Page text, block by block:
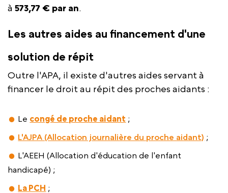
à 573,77 € par an.
Les autres aides au financement d'une
solution de répit
Outre l'APA, il existe d'autres aides servant à
financer le droit au répit des proches aidants :
Le congé de proche aidant ;
L'AJPA (Allocation journalière du proche aidant) ;
L'AEEH (Allocation d'éducation de l'enfant
handicapé) ;
La PCH ;